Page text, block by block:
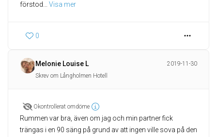
förstod
Visa mer
0
Melonie Louise L
2019-11-30
Skrev om Långholmen Hotell
Okontrollerat omdöme
Rummen var bra, även om jag och min partner fick
trängas i en 90 säng på grund av att ingen ville sova på den